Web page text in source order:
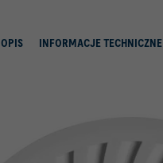
OPIS INFORMACJE TECHNICZNE